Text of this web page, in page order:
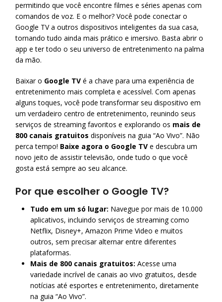
permitindo que você encontre filmes e séries apenas com
comandos de voz. E o melhor? Você pode conectar o
Google TV a outros dispositivos inteligentes da sua casa,
tornando tudo ainda mais prático e imersivo. Basta abrir o
app e ter todo o seu universo de entretenimento na palma
da mão.
​Baixar o Google TV é a chave para uma experiência de
entretenimento mais completa e acessível. Com apenas
alguns toques, você pode transformar seu dispositivo em
um verdadeiro centro de entretenimento, reunindo seus
serviços de streaming favoritos e explorando os mais de
800 canais gratuitos disponíveis na guia “Ao Vivo”. Não
perca tempo! Baixe agora o Google TV e descubra um
novo jeito de assistir televisão, onde tudo o que você
gosta está sempre ao seu alcance.
Por que escolher o Google TV?
Tudo em um só lugar: Navegue por mais de 10.000
aplicativos, incluindo serviços de streaming como
Netflix, Disney+, Amazon Prime Video e muitos
outros, sem precisar alternar entre diferentes
plataformas.
Mais de 800 canais gratuitos: Acesse uma
variedade incrível de canais ao vivo gratuitos, desde
notícias até esportes e entretenimento, diretamente
na guia “Ao Vivo”.